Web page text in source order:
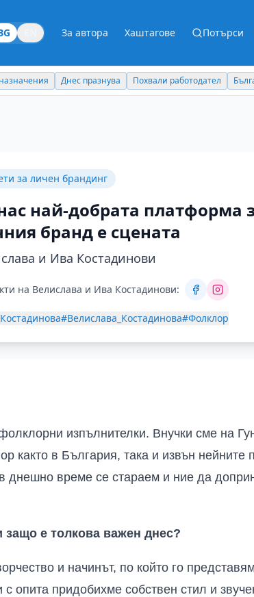
За автора Хаштагове Потърси
Днес празнува Похвали работодател
за личен брандинг
най-добрата платформа
бранд е сцената
и Ива Костадинови
на Велислава и Ива Костадинови:
#Велислава_Костадинова#Фолклор
изпълнителки. Внучки сме на
както в България, така и извън
днешно време се стараем и ние да
е толкова важен днес?
и начинът, по който го
с опита придобихме собствен стил и